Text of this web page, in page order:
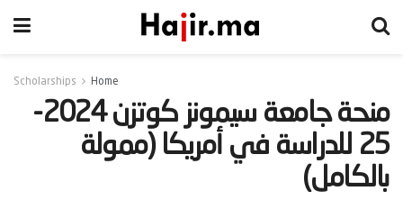
Home
Scholarships
‫منحة جامعة سيمونز كوتزن 2024-
25 للدراسة في أمريكا (ممولة
بالكامل)‬